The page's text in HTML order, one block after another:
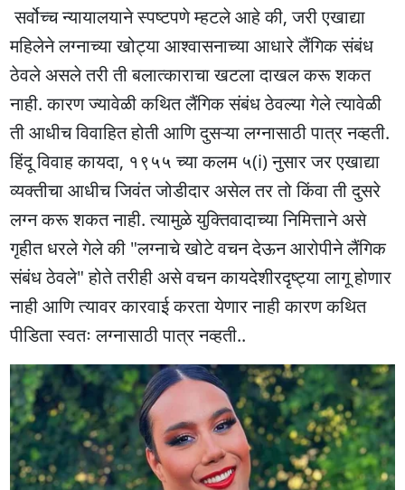
सर्वोच्च न्यायालयाने स्पष्टपणे म्हटले आहे की, जरी एखाद्या
महिलेने लग्नाच्या खोट्या आश्वासनाच्या आधारे लैंगिक संबंध
ठेवले असले तरी ती बलात्काराचा खटला दाखल करू शकत
नाही. कारण ज्यावेळी कथित लैंगिक संबंध ठेवल्या गेले त्यावेळी
ती आधीच विवाहित होती आणि दुसऱ्या लग्नासाठी पात्र नव्हती.
हिंदू विवाह कायदा, १९५५ च्या कलम ५(i) नुसार जर एखाद्या
व्यक्तीचा आधीच जिवंत जोडीदार असेल तर तो किंवा ती दुसरे
लग्न करू शकत नाही. त्यामुळे युक्तिवादाच्या निमित्ताने असे
गृहीत धरले गेले की "लग्नाचे खोटे वचन देऊन आरोपीने लैंगिक
संबंध ठेवले" होते तरीही असे वचन कायदेशीरदृष्ट्या लागू होणार
नाही आणि त्यावर कारवाई करता येणार नाही कारण कथित
पीडिता स्वतः लग्नासाठी पात्र नव्हती..